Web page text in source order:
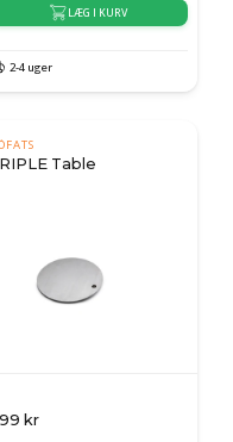
LÆG I KURV
2-4 uger
Table
kr